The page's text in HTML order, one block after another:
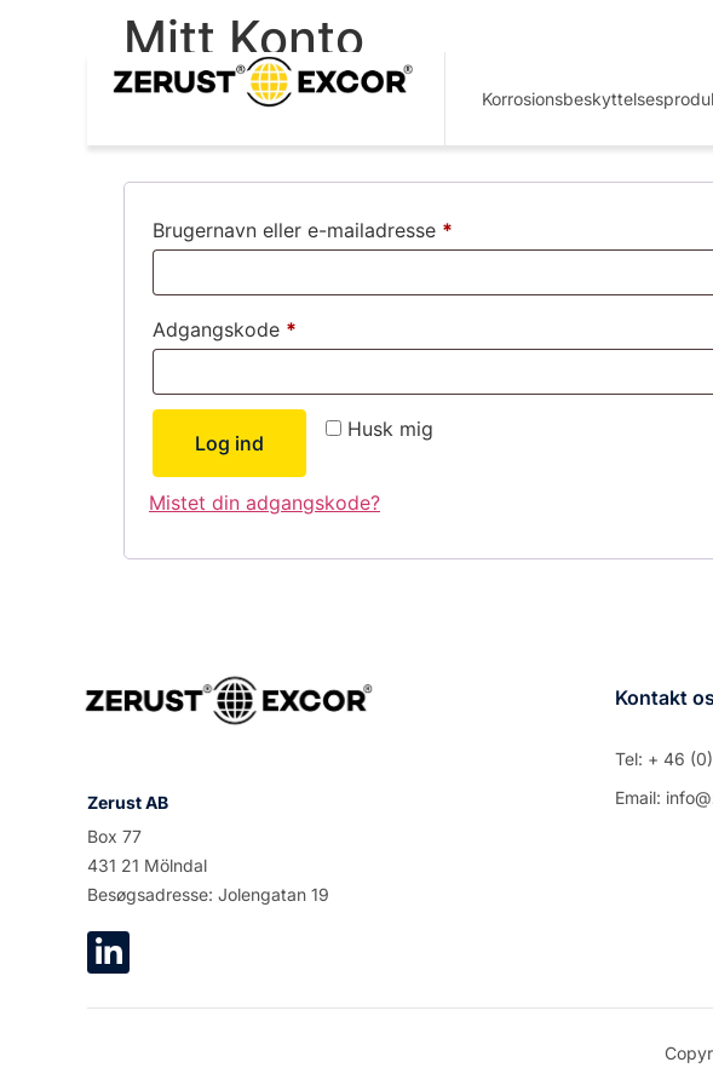
Mitt Konto
Log ind
Brugernavn eller e-mailadresse *
Adgangskode *
Husk mig
Log ind
Mistet din adgangskode?
Zerust AB
Box 77
431 21 Mölndal
Besøgsadresse: Jolengatan 19
Kontakt
Tel: + 46
Email: